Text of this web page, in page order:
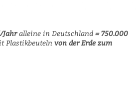
Jahralleine in Deutschland = 750.000
Plastikbeuteln von der Erde zum